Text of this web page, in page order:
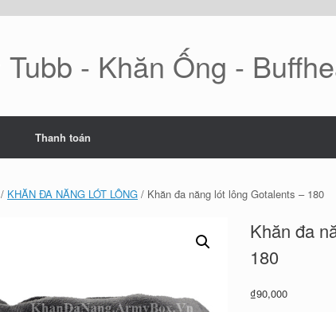
- Khăn Ống -
Thanh toán
/ KHĂN ĐA NĂNG LÓT LÔNG / Khăn đa năng lót lông Gotalents – 180
Khăn đa
180
₫90,000